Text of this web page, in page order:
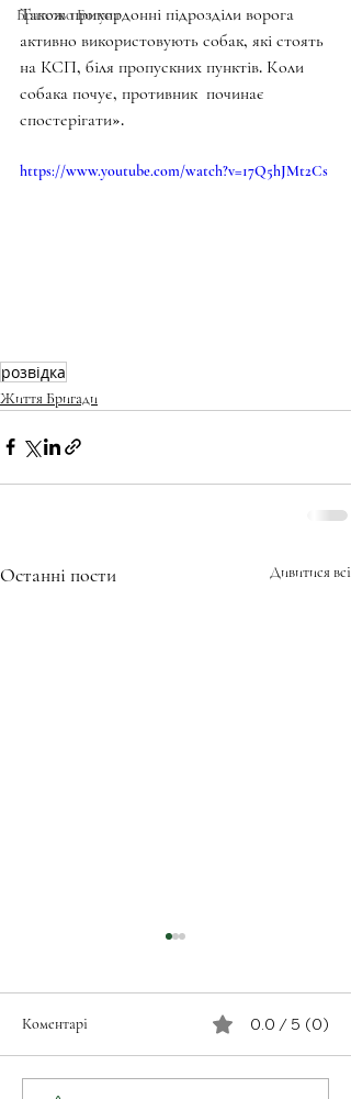
Братство Богуна
Також прикордонні підрозділи ворога
активно використовують собак, які стоять
на КСП, біля пропускних пунктів. Коли
собака почує, противник  починає
спостерігати».
https://www.youtube.com/watch?v=17Q5hJMt2Cs
розвідка
Життя Бригади
Останні пости Дивитися всі
Коментарі 0.0 / 5 (0)